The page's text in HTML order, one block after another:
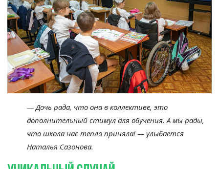
— Дочь рада, что она в коллективе, это
дополнительный стимул для обучения. А мы рады,
что школа нас тепло приняла! — улыбается
Наталья Сазонова.